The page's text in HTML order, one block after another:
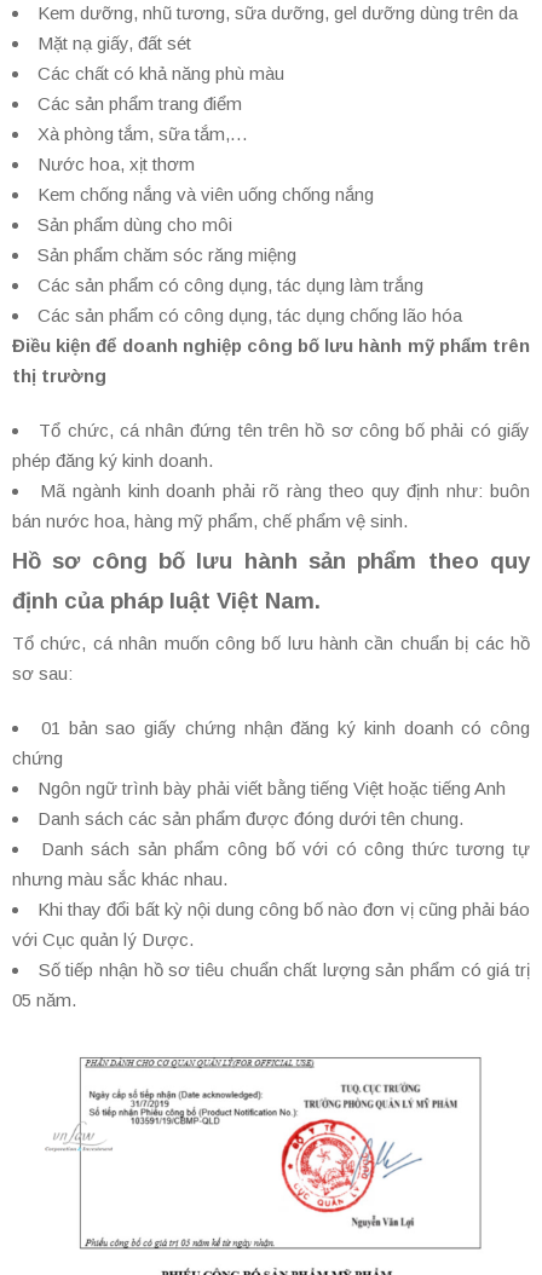
Kem dưỡng, nhũ tương, sữa dưỡng, gel dưỡng dùng trên da
Mặt nạ giấy, đất sét
Các chất có khả năng phù màu
Các sản phẩm trang điểm
Xà phòng tắm, sữa tắm,…
Nước hoa, xịt thơm
Kem chống nắng và viên uống chống nắng
Sản phẩm dùng cho môi
Sản phẩm chăm sóc răng miệng
Các sản phẩm có công dụng, tác dụng làm trắng
Các sản phẩm có công dụng, tác dụng chống lão hóa
Điều kiện để doanh nghiệp công bố lưu hành mỹ phẩm trên
thị trường
Tổ chức, cá nhân đứng tên trên hồ sơ công bố phải có giấy
phép đăng ký kinh doanh.
Mã ngành kinh doanh phải rõ ràng theo quy định như: buôn
bán nước hoa, hàng mỹ phẩm, chế phẩm vệ sinh.
Hồ sơ công bố lưu hành sản phẩm theo quy
định của pháp luật Việt Nam.
Tổ chức, cá nhân muốn công bố lưu hành cần chuẩn bị các hồ
sơ sau:
01 bản sao giấy chứng nhận đăng ký kinh doanh có công
chứng
Ngôn ngữ trình bày phải viết bằng tiếng Việt hoặc tiếng Anh
Danh sách các sản phẩm được đóng dưới tên chung.
Danh sách sản phẩm công bố với có công thức tương tự
nhưng màu sắc khác nhau.
Khi thay đổi bất kỳ nội dung công bố nào đơn vị cũng phải báo
với Cục quản lý Dược.
Số tiếp nhận hồ sơ tiêu chuẩn chất lượng sản phẩm có giá trị
05 năm.